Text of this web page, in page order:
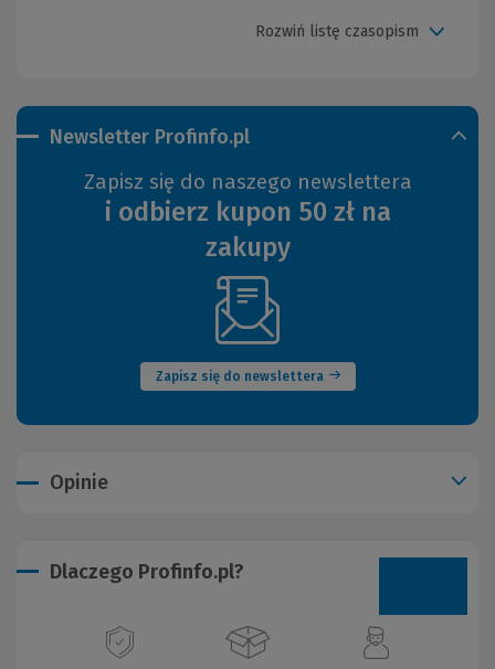
Newsletter Profinfo.pl
Zapisz się do naszego newslettera
i odbierz kupon 50 zł na
zakupy
Zapisz się do newslettera
(Nowe
okno)
Rozwiń listę czasopism
Opinie
Dlaczego Profinfo.pl?